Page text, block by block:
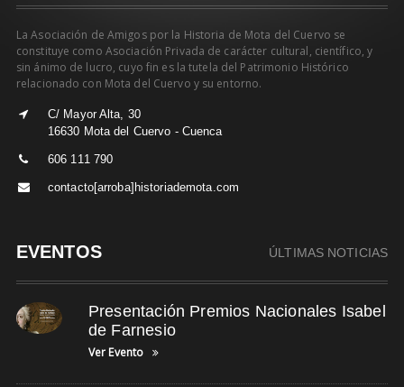
La Asociación de Amigos por la Historia de Mota del Cuervo se
constituye como Asociación Privada de carácter cultural, científico, y
sin ánimo de lucro, cuyo fin es la tutela del Patrimonio Histórico
relacionado con Mota del Cuervo y su entorno.
C/ Mayor Alta, 30
16630 Mota del Cuervo - Cuenca
606 111 790
contacto[arroba]historiademota.com
EVENTOS ÚLTIMAS NOTICIAS
Presentación Premios Nacionales Isabel
de Farnesio
Ver Evento